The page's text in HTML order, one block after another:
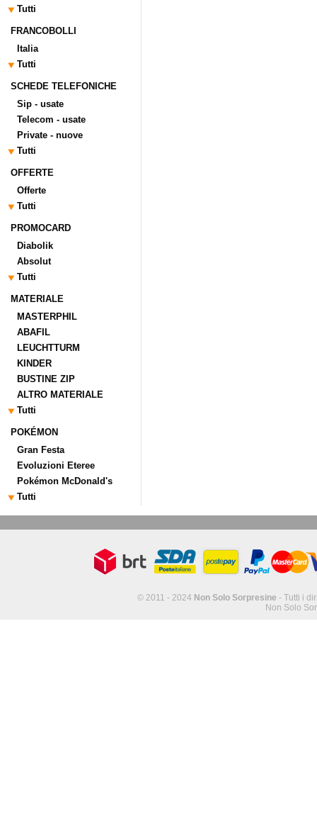
Tutti
FRANCOBOLLI
Italia
Tutti
SCHEDE TELEFONICHE
Sip - usate
Telecom - usate
Private - nuove
Tutti
OFFERTE
Offerte
Tutti
PROMOCARD
Diabolik
Absolut
Tutti
MATERIALE
MASTERPHIL
ABAFIL
LEUCHTTURM
KINDER
BUSTINE ZIP
ALTRO MATERIALE
Tutti
POKÉMON
Gran Festa
Evoluzioni Eteree
Pokémon McDonald's
Tutti
© 2011 - 2024 Non Solo Sorpresine - Tutti i
Non Solo